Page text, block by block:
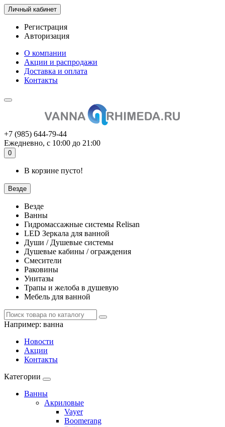
Личный кабинет
Регистрация
Авторизация
О компании
Акции и распродажи
Доставка и оплата
Контакты
+7 (985) 644-79-44
Ежедневно, с 10:00 до 21:00
0
В корзине пусто!
Везде
Везде
Ванны
Гидромассажные системы Relisan
LED Зеркала для ванной
Души / Душевые системы
Душевые кабины / ограждения
Смесители
Раковины
Унитазы
Трапы и желоба в душевую
Мебель для ванной
Например: ванна
Новости
Акции
Контакты
Категории
Ванны
Акриловые
Vayer
Boomerang